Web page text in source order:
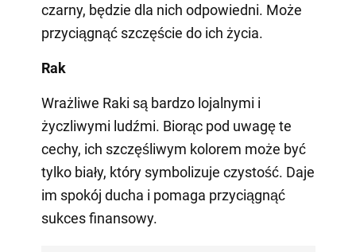
czarny, będzie dla nich odpowiedni. Może
przyciągnąć szczęście do ich życia.
Rak
Wrażliwe Raki są bardzo lojalnymi i
życzliwymi ludźmi. Biorąc pod uwagę te
cechy, ich szczęśliwym kolorem może być
tylko biały, który symbolizuje czystość. Daje
im spokój ducha i pomaga przyciągnąć
sukces finansowy.